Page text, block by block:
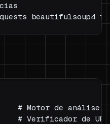
# Motor de análise
# Verificador de